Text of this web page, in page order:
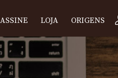
ASSINE LOJA ORIGENS